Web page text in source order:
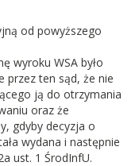
od powyższego
wyroku WSA było
przez ten sąd, że nie
ją do otrzymania
oraz że
gdyby decyzja o
wydana i następnie
ust. 1 ŚrodInfU.